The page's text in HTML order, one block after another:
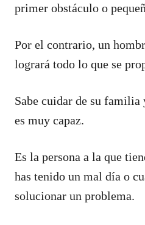
primer obstáculo o
Por el contrario, un
logrará todo lo que se
Sabe cuidar de su
es muy capaz.
Es la persona a la que
has tenido un mal día o
solucionar un problema.